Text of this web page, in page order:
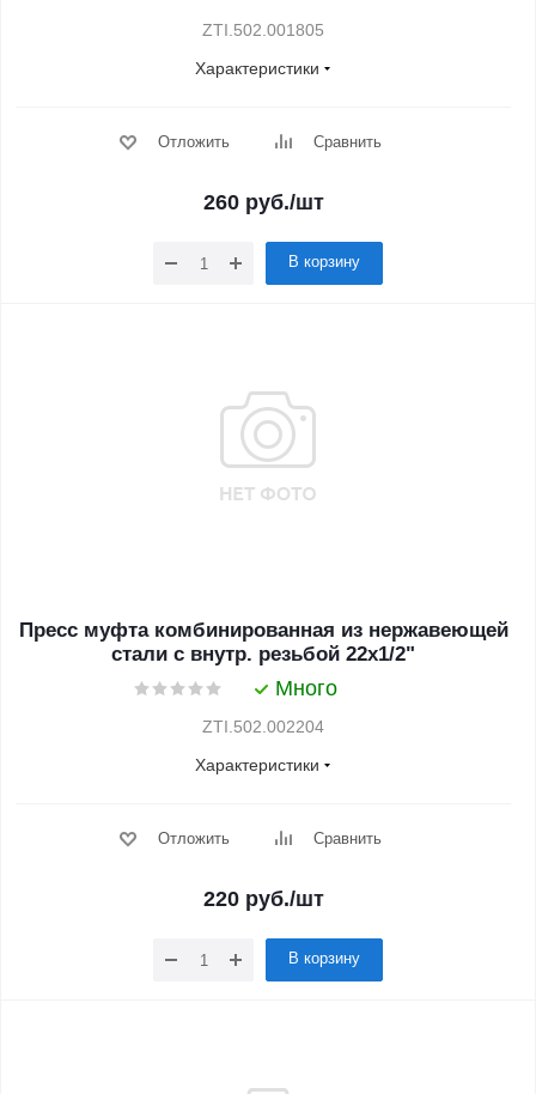
ZTI.502.001805
Характеристики
Отложить Сравнить
260 руб./шт
В корзину
Пресс муфта комбинированная из нержавеющей
стали с внутр. резьбой 22х1/2"
Много
ZTI.502.002204
Характеристики
Отложить Сравнить
220 руб./шт
В корзину